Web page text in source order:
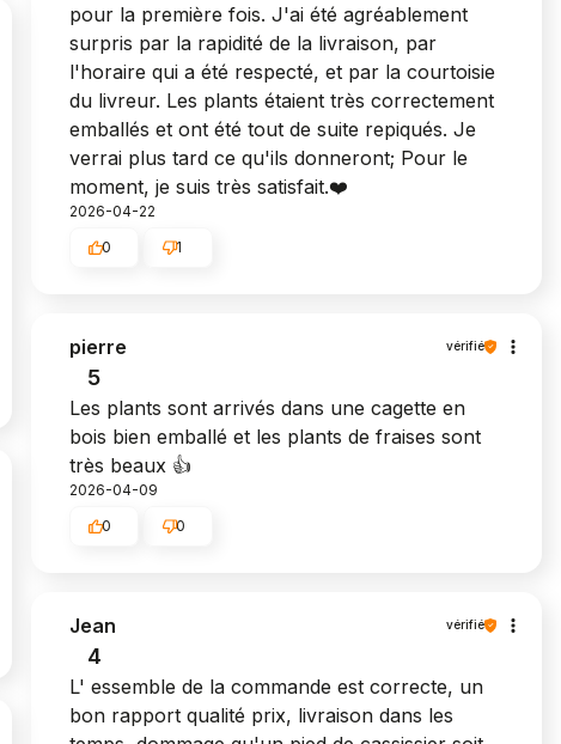
pour la première fois. J'ai été agréablement
surpris par la rapidité de la livraison, par
l'horaire qui a été respecté, et par la courtoisie
du livreur. Les plants étaient très correctement
emballés et ont été tout de suite repiqués. Je
verrai plus tard ce qu'ils donneront; Pour le
moment, je suis très satisfait.❤️
2026-04-22
0 1
pierre vérifié
5
Les plants sont arrivés dans une cagette en
bois bien emballé et les plants de fraises sont
très beaux 👍️
2026-04-09
0 0
Jean vérifié
4
L' essemble de la commande est correcte, un
bon rapport qualité prix, livraison dans les